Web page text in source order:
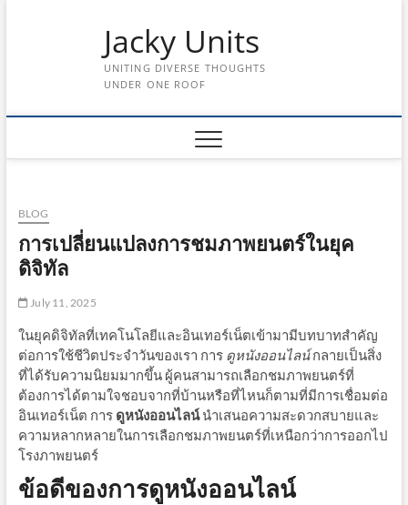
Jacky Units
UNITING DIVERSE THOUGHTS
UNDER ONE ROOF
BLOG
การเปลี่ยนแปลงการชมภาพยนตร์ในยุค
ดิจิทัล
July 11, 2025
ในยุคดิจิทัลที่เทคโนโลยีและอินเทอร์เน็ตเข้ามามีบทบาทสำคัญ
ต่อการใช้ชีวิตประจำวันของเรา การ ดูหนังออนไลน์กลายเป็นสิ่ง
ที่ได้รับความนิยมมากขึ้น ผู้คนสามารถเลือกชมภาพยนตร์ที่
ต้องการได้ตามใจชอบจากที่บ้านหรือที่ไหนก็ตามที่มีการเชื่อมต่อ
อินเทอร์เน็ต การ ดูหนังออนไลน์นำเสนอความสะดวกสบายและ
ความหลากหลายในการเลือกชมภาพยนตร์ที่เหนือกว่าการออกไป
โรงภาพยนตร์
ข้อดีของการดูหนังออนไลน์